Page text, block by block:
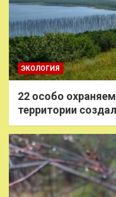
ЭКОЛОГИЯ
22 особо
территории